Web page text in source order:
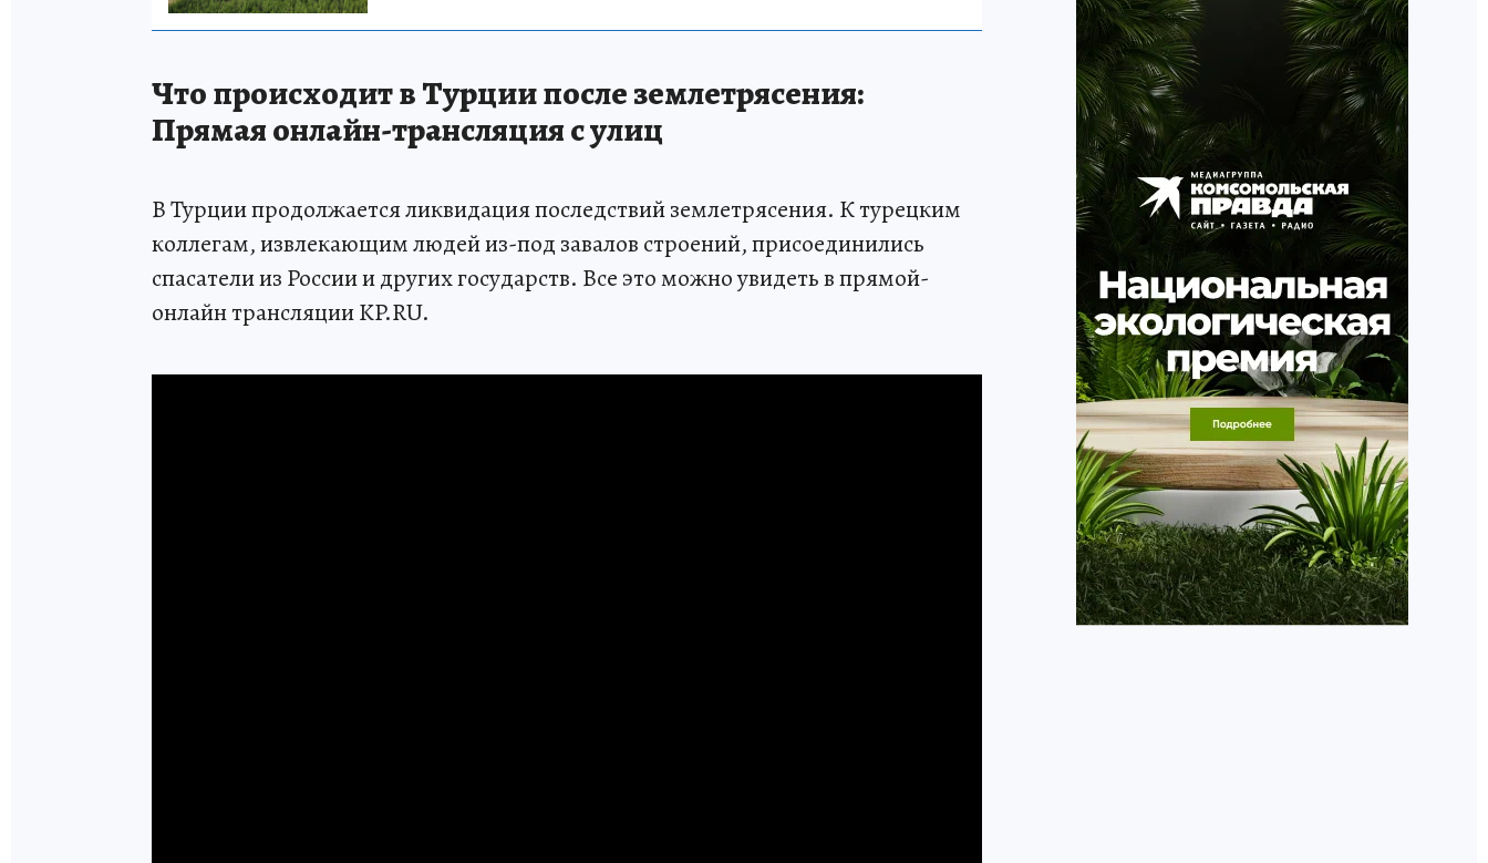
Что происходит в Турции после землетрясения:
Прямая онлайн-трансляция с улиц
В Турции продолжается ликвидация последствий землетрясения. К турецким
коллегам, извлекающим людей из-под завалов строений, присоединились
спасатели из России и других государств. Все это можно увидеть в прямой-
онлайн трансляции KP.RU.